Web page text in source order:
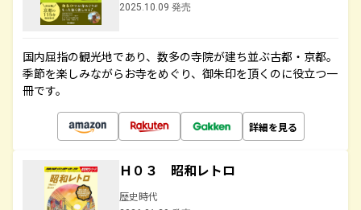
2025.10.09 発売
国内屈指の観光地であり、数多の寺院が建ち並ぶ古都・京都。
季節を楽しみながらお寺をめぐり、御朱印を頂くのに役立つ一
冊です。
詳細を見る
Ｈ０３ 昭和レトロ
歴史時代